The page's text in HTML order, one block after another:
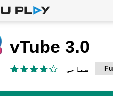
vTube 3.0
سماجی